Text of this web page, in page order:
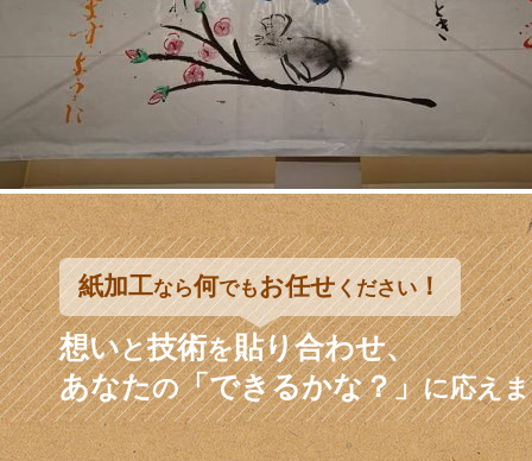
紙加工なら何でもお任せください！
想いと技術を貼り合わせ、
あなたの「できるかな？」に応え